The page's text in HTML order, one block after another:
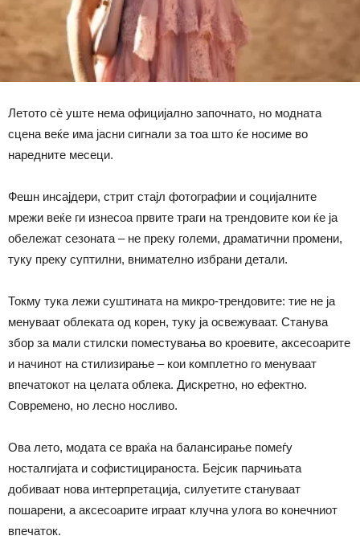
Летото сè уште нема официјално започнато, но модната
сцена веќе има јасни сигнали за тоа што ќе носиме во
наредните месеци.
Фешн инсајдери, стрит стајл фотографии и социјалните
мрежи веќе ги изнесоа првите траги на трендовите кои ќе ја
обележат сезоната – не преку големи, драматични промени,
туку преку суптилни, внимателно избрани детали.
Токму тука лежи суштината на микро-трендовите: тие не ја
менуваат облеката од корен, туку ја освежуваат. Станува
збор за мали стилски поместувања во кроевите, аксесоарите
и начинот на стилизирање – кои комплетно го менуваат
впечатокот на целата облека. Дискретно, но ефектно.
Современо, но лесно носливо.
Ова лето, модата се враќа на балансирање помеѓу
носталгијата и софистицираноста. Бејсик парчињата
добиваат нова интерпретација, силуетите стануваат
пошарени, а аксесоарите играат клучна улога во конечниот
впечаток.